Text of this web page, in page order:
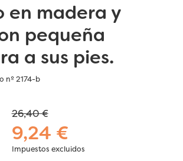
en madera y
pequeña
a sus pies.
nº 2174-b
26,40 €
9,24 €
Impuestos excluidos